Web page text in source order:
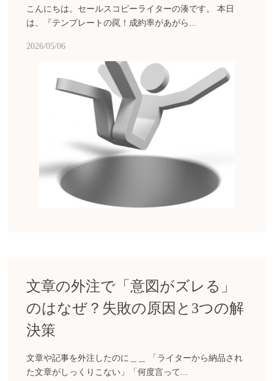
こんにちは。セールスコピーライターの湊です。 本日
は、『テンプレートの罠！成約率があがら...
2026/05/06
文章の外注で「意図がズレる」
のはなぜ？失敗の原因と3つの解
決策
文章や記事を外注したのに＿＿ 「ライターから納品され
た文章がしっくりこない」「何度言って...